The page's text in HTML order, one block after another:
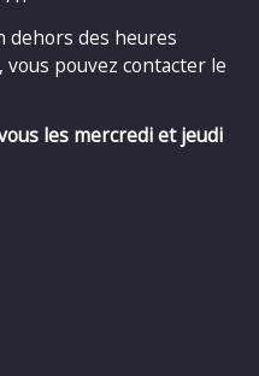
dehors des heures
pouvez contacter le
les mercredi et jeudi